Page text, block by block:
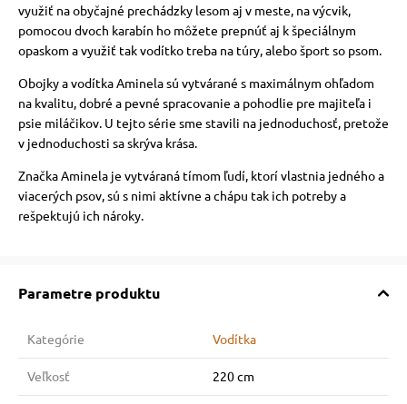
využiť na obyčajné prechádzky lesom aj v meste, na výcvik,
pomocou dvoch karabín ho môžete prepnúť aj k špeciálnym
opaskom a využiť tak vodítko treba na túry, alebo šport so psom.
Obojky a vodítka Aminela sú vytvárané s maximálnym ohľadom
na kvalitu, dobré a pevné spracovanie a pohodlie pre majiteľa i
psie miláčikov. U tejto série sme stavili na jednoduchosť, pretože
v jednoduchosti sa skrýva krása.
Značka Aminela je vytváraná tímom ľudí, ktorí vlastnia jedného a
viacerých psov, sú s nimi aktívne a chápu tak ich potreby a
rešpektujú ich nároky.
Parametre produktu
Kategórie Vodítka
Veľkosť 220 cm